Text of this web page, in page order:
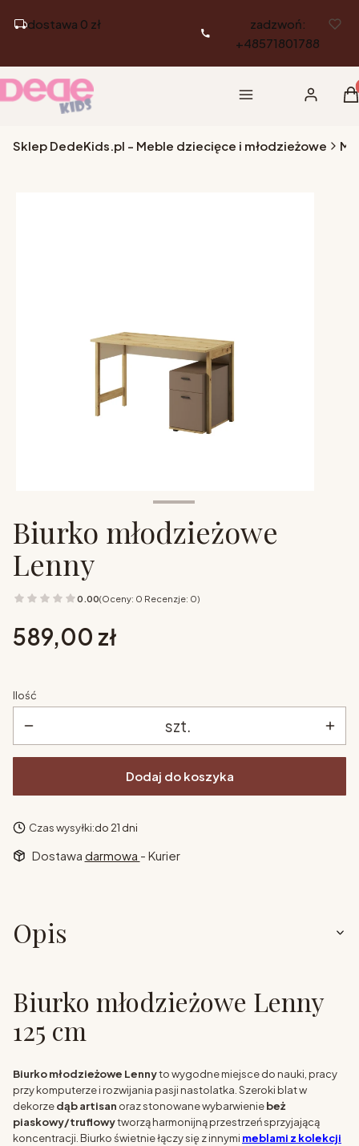
dostawa 0 zł
zadzwoń:
+48571801788
Menu Zaloguj się
Sklep DedeKids.pl - Meble dziecięce i młodzieżowe
Biurko młodzieżowe
Lenny
0.00(Oceny: 0 Recenzje: 0)
Cena
589,00 zł
Ilość
szt.
Dodaj do koszyka
Czas wysyłki:do 21 dni
Dostawa darmowa - Kurier
Opis
Biurko młodzieżowe Lenny
125 cm
Biurko młodzieżowe Lennyto wygodne miejsce do nauki, pracy
przy komputerze i rozwijania pasji nastolatka. Szeroki blat w
dekorzedąb artisan oraz stonowane wybarwieniebeż
piaskowy/truflowytworzą harmonijną przestrzeń sprzyjającą
koncentracji. Biurko świetnie łączy się z innymi meblami z kolekcji